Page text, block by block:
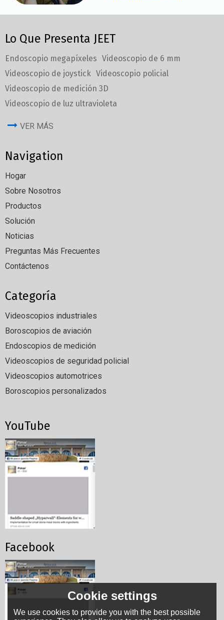
Lo Que Presenta JEET
Endoscopio megapíxeles Videoscopio de 6 mm
Videoscopio de joystick Videoscopio policial
Videoscopio de medición 3D
Videoscopio de luz ultravioleta
VER MÁS
Navigation
Hogar
Sobre Nosotros
Productos
Solución
Noticias
Preguntas Más Frecuentes
Contáctenos
Categoría
Videoscopios industriales
Boroscopios de aviación
Endoscopios de medición
Videoscopios de seguridad policial
Videoscopios automotrices
Boroscopios personalizados
YouTube
Facebook
Cookie settings
We use cookies to provide you with the best possible